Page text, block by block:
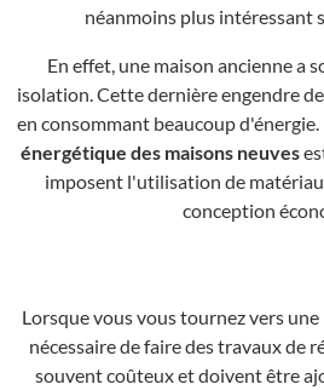
néanmoins plus intéressant
En effet, une maison ancienne a
isolation. Cette dernière engendre
en consommant beaucoup d'énergie.
énergétique des maisons neuves
imposent l'utilisation de
conception
Lorsque vous vous tournez vers
nécessaire de faire des travaux de
souvent coûteux et doivent être